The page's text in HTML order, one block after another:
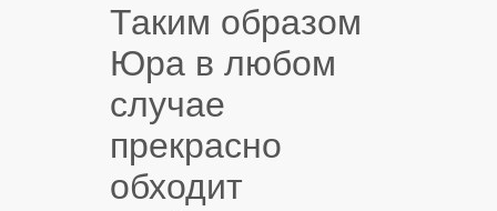
Таким образом
Юра в любом
случае
прекрасно
обходит